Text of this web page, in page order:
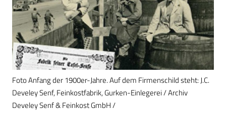
Foto Anfang der 1900er-Jahre. Auf dem Firmenschild steht: J.C.
Develey Senf, Feinkostfabrik, Gurken-Einlegerei / Archiv
Develey Senf & Feinkost GmbH /